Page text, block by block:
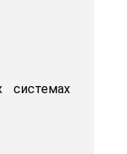
системах